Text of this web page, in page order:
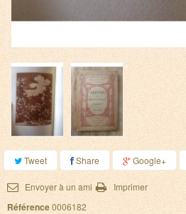
Tweet Share Google+
Envoyer à un ami Imprimer
Référence0006182